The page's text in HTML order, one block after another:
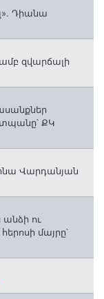
Դիանա
զվարճալի
ՔԿ
Վարդանյան
անձի ու
մայրը՝